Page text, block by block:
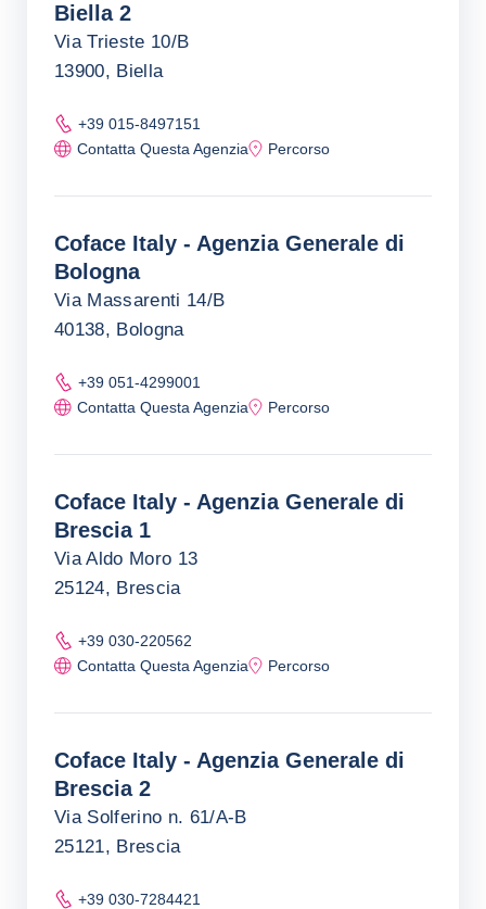
Biella 2
Via Trieste 10/B
13900, Biella
+39 015-8497151
Contatta Questa Agenzia
Percorso
Coface Italy - Agenzia Generale di
Bologna
Via Massarenti 14/B
40138, Bologna
+39 051-4299001
Contatta Questa Agenzia
Percorso
Coface Italy - Agenzia Generale di
Brescia 1
Via Aldo Moro 13
25124, Brescia
+39 030-220562
Contatta Questa Agenzia
Percorso
Coface Italy - Agenzia Generale di
Brescia 2
Via Solferino n. 61/A-B
25121, Brescia
+39 030-7284421